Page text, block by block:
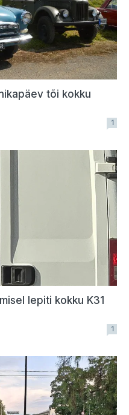
tõi kokku
1
lepiti kokku K31
1